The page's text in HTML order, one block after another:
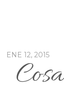
ENE 12, 2015